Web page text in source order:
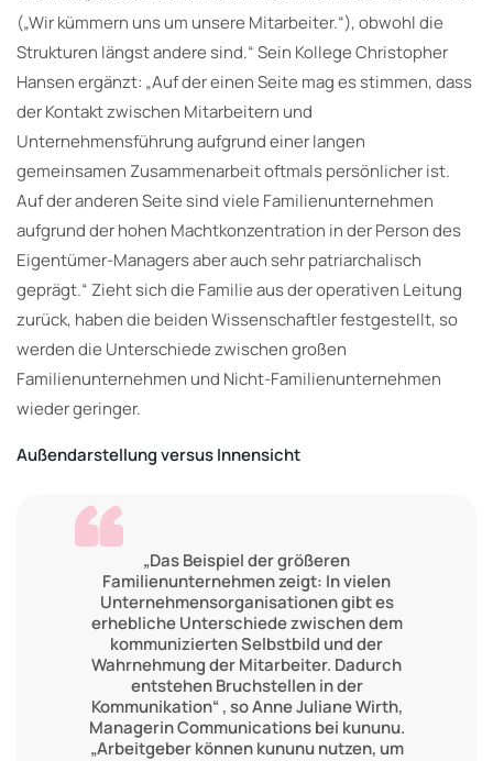
(„Wir kümmern uns um unsere Mitarbeiter.“), obwohl die
Strukturen längst andere sind.“ Sein Kollege Christopher
Hansen ergänzt: „Auf der einen Seite mag es stimmen, dass
der Kontakt zwischen Mitarbeitern und
Unternehmensführung aufgrund einer langen
gemeinsamen Zusammenarbeit oftmals persönlicher ist.
Auf der anderen Seite sind viele Familienunternehmen
aufgrund der hohen Machtkonzentration in der Person des
Eigentümer-Managers aber auch sehr patriarchalisch
geprägt.“ Zieht sich die Familie aus der operativen Leitung
zurück, haben die beiden Wissenschaftler festgestellt, so
werden die Unterschiede zwischen großen
Familienunternehmen und Nicht-Familienunternehmen
wieder geringer.
Außendarstellung versus Innensicht
„Das Beispiel der größeren
Familienunternehmen zeigt: In vielen
Unternehmensorganisationen gibt es
erhebliche Unterschiede zwischen dem
kommunizierten Selbstbild und der
Wahrnehmung der Mitarbeiter. Dadurch
entstehen Bruchstellen in der
Kommunikation“ , so Anne Juliane Wirth,
Managerin Communications bei kununu.
„Arbeitgeber können kununu nutzen, um